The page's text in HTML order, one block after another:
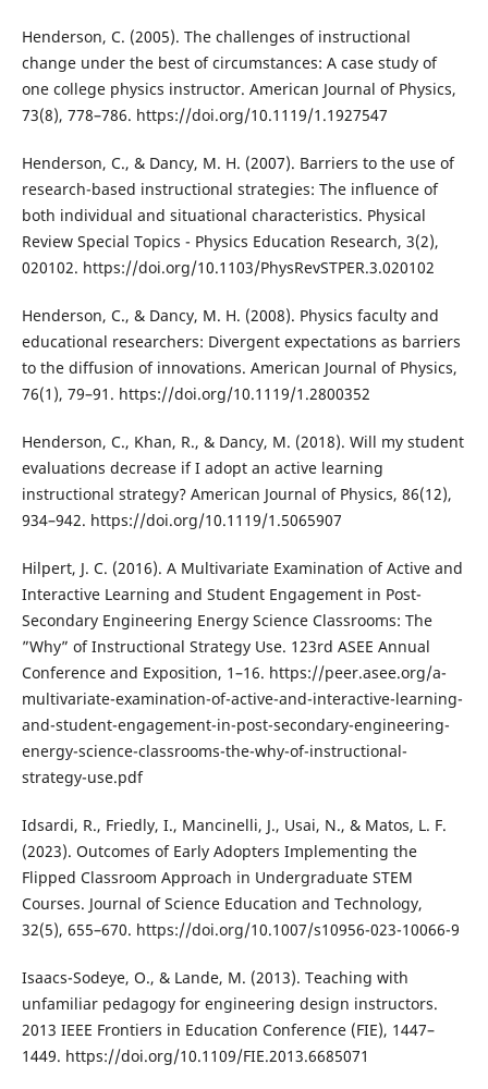
Henderson, C. (2005). The challenges of instructional
change under the best of circumstances: A case study of
one college physics instructor. American Journal of Physics,
73(8), 778–786. https://doi.org/10.1119/1.1927547
Henderson, C., & Dancy, M. H. (2007). Barriers to the use of
research-based instructional strategies: The influence of
both individual and situational characteristics. Physical
Review Special Topics - Physics Education Research, 3(2),
020102. https://doi.org/10.1103/PhysRevSTPER.3.020102
Henderson, C., & Dancy, M. H. (2008). Physics faculty and
educational researchers: Divergent expectations as barriers
to the diffusion of innovations. American Journal of Physics,
76(1), 79–91. https://doi.org/10.1119/1.2800352
Henderson, C., Khan, R., & Dancy, M. (2018). Will my student
evaluations decrease if I adopt an active learning
instructional strategy? American Journal of Physics, 86(12),
934–942. https://doi.org/10.1119/1.5065907
Hilpert, J. C. (2016). A Multivariate Examination of Active and
Interactive Learning and Student Engagement in Post-
Secondary Engineering Energy Science Classrooms: The
”Why” of Instructional Strategy Use. 123rd ASEE Annual
Conference and Exposition, 1–16. https://peer.asee.org/a-
multivariate-examination-of-active-and-interactive-learning-
and-student-engagement-in-post-secondary-engineering-
energy-science-classrooms-the-why-of-instructional-
strategy-use.pdf
Idsardi, R., Friedly, I., Mancinelli, J., Usai, N., & Matos, L. F.
(2023). Outcomes of Early Adopters Implementing the
Flipped Classroom Approach in Undergraduate STEM
Courses. Journal of Science Education and Technology,
32(5), 655–670. https://doi.org/10.1007/s10956-023-10066-9
Isaacs-Sodeye, O., & Lande, M. (2013). Teaching with
unfamiliar pedagogy for engineering design instructors.
2013 IEEE Frontiers in Education Conference (FIE), 1447–
1449. https://doi.org/10.1109/FIE.2013.6685071